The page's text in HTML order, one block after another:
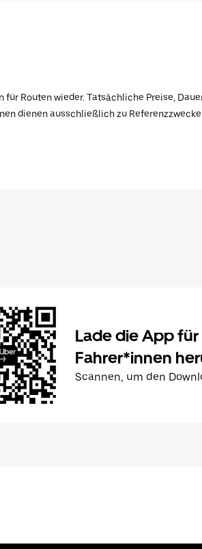
Routen wieder. Tatsächliche Preise,
dienen ausschließlich zu
Lade die App für
Fahrer*innen
Scannen, um den